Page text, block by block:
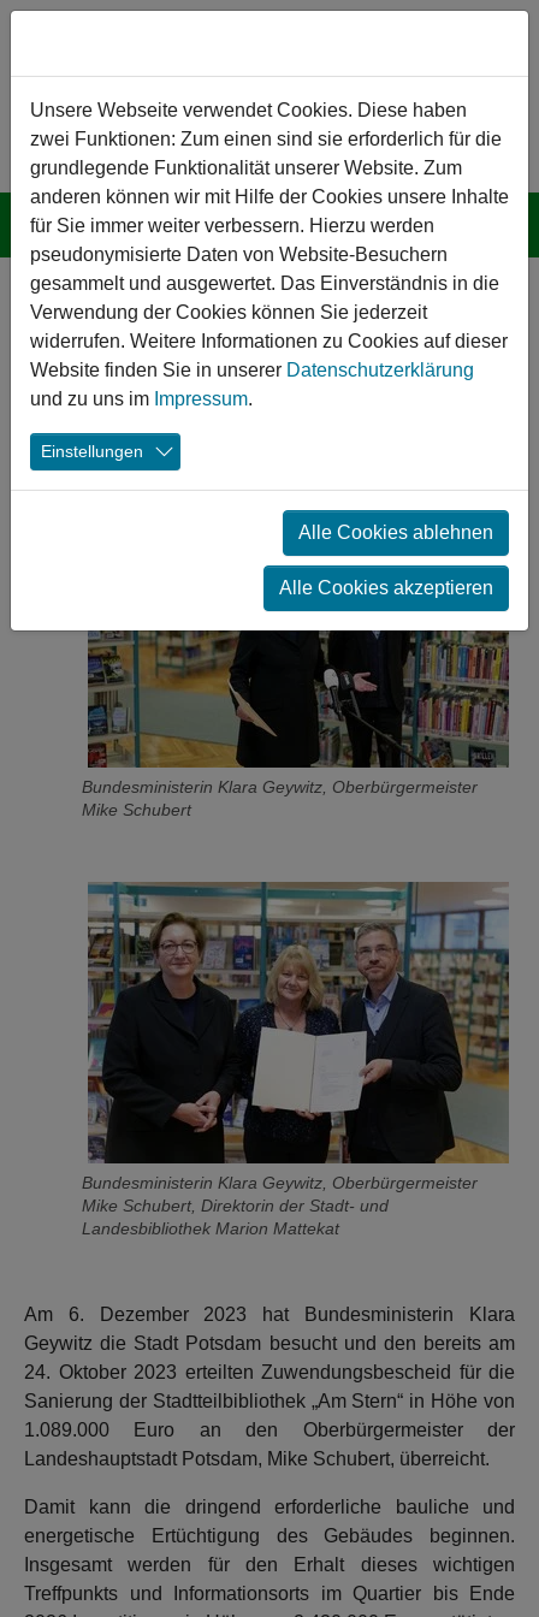
Zum Hauptinhalt springen
Bundesministerin Geywitz
überreicht
Fördermittelbescheid
07.12.2023 Potsdam Stadtteilbibliothek am Stern
Bundesministerin Klara Geywitz, Oberbürgermeister
Mike Schubert
Bundesministerin Klara Geywitz, Oberbürgermeister
Mike Schubert, Direktorin der Stadt- und
Landesbibliothek Marion Mattekat
Am 6. Dezember 2023 hat Bundesministerin Klara
Geywitz die Stadt Potsdam besucht und den bereits am
24. Oktober 2023 erteilten Zuwendungsbescheid für die
Sanierung der Stadtteilbibliothek „Am Stern“ in Höhe von
1.089.000 Euro an den Oberbürgermeister der
Landeshauptstadt Potsdam, Mike Schubert, überreicht.
Damit kann die dringend erforderliche bauliche und
energetische Ertüchtigung des Gebäudes beginnen.
Insgesamt werden für den Erhalt dieses wichtigen
Treffpunkts und Informationsorts im Quartier bis Ende
Unsere Webseite verwendet Cookies. Diese haben
zwei Funktionen: Zum einen sind sie erforderlich für die
grundlegende Funktionalität unserer Website. Zum
anderen können wir mit Hilfe der Cookies unsere Inhalte
für Sie immer weiter verbessern. Hierzu werden
pseudonymisierte Daten von Website-Besuchern
gesammelt und ausgewertet. Das Einverständnis in die
Verwendung der Cookies können Sie jederzeit
widerrufen. Weitere Informationen zu Cookies auf dieser
Website finden Sie in unserer Datenschutzerklärung
und zu uns im Impressum.
Einstellungen
Alle Cookies ablehnen
Alle Cookies akzeptieren